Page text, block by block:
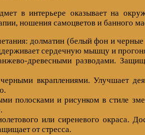
в интерьере оказывает на
ношения самоцветов и банного
долматин (белый фон и
сердечную мышцу и
древесными разводами.
вкраплениями. Улучшает
полосками и рисунком в стиле
или сиреневого окраса.
от стресса.